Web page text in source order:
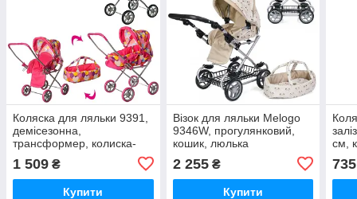
Коляска для ляльки 9391,
демісезонна,
трансформер, колиска-
ручки 58 см
1 509 ₴
Купити
Візок для ляльки Melogo
9346W, прогулянковий,
кошик, люлька
2 255₴
Купити
см,
735